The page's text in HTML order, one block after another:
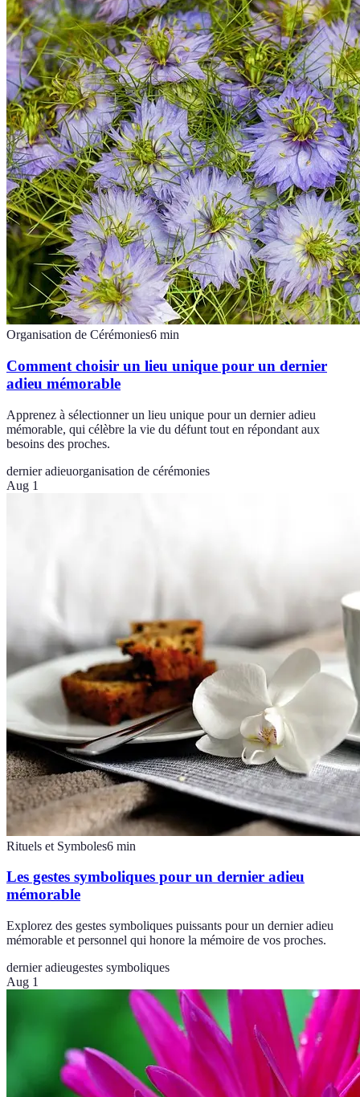
Organisation de Cérémonies6 min
Comment choisir un lieu unique pour un dernier
adieu mémorable
Apprenez à sélectionner un lieu unique pour un dernier adieu
mémorable, qui célèbre la vie du défunt tout en répondant aux
besoins des proches.
dernier adieuorganisation de cérémonies
Aug 1
Rituels et Symboles6 min
Les gestes symboliques pour un dernier adieu
mémorable
Explorez des gestes symboliques puissants pour un dernier adieu
mémorable et personnel qui honore la mémoire de vos proches.
dernier adieugestes symboliques
Aug 1